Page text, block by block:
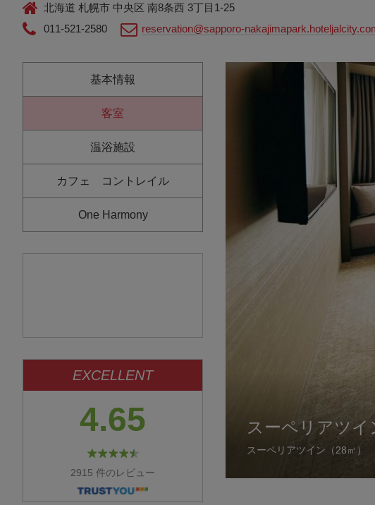
北海道 札幌市 中央区 南8条西 3丁目1-25
011-521-2580
reservation@sapporo-
基本情報
客室
温浴施設
カフェ コントレイル
One Harmony
EXCELLENT
4.65
2915 件のレビュー
スーペリアツイ
スーペリアツイン（28㎡）